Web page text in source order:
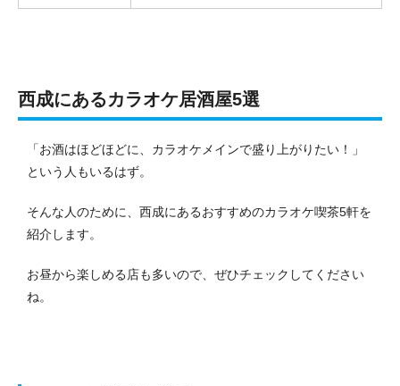
西成にあるカラオケ居酒屋5選
「お酒はほどほどに、カラオケメインで盛り上がりたい！」
という人もいるはず。
そんな人のために、西成にあるおすすめのカラオケ喫茶5軒を
紹介します。
お昼から楽しめる店も多いので、ぜひチェックしてください
ね。